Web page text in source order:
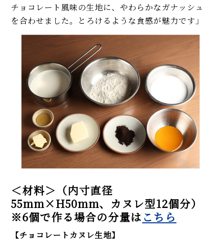
チョコレート風味の生地に、やわらかなガナッシュ
を合わせました。とろけるような食感が魅力です」
＜材料＞（内寸直径
55mm×H50mm、カヌレ型12個分）
※6個で作る場合の分量はこちら
【チョコレートカヌレ生地】